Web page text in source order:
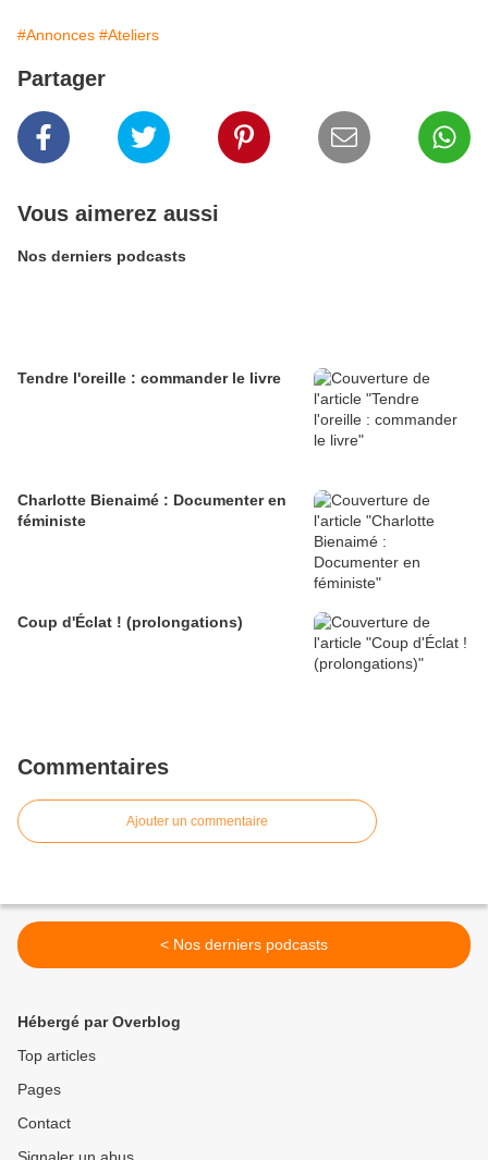
#Annonces #Ateliers
Partager
Vous aimerez aussi
Nos derniers podcasts
Tendre l'oreille : commander le livre
Charlotte Bienaimé : Documenter en
féministe
Coup d'Éclat ! (prolongations)
Commentaires
Ajouter un commentaire
< Nos derniers podcasts
Hébergé par Overblog
Top articles
Pages
Contact